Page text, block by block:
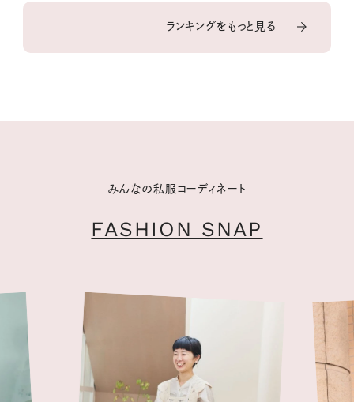
ランキングをもっと見る
みんなの私服コーディネート
FASHION SNAP